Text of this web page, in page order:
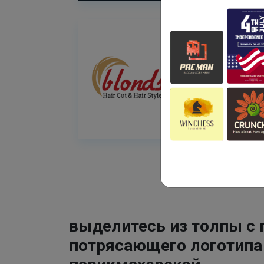
выделитесь из толпы
потрясающего логотипа